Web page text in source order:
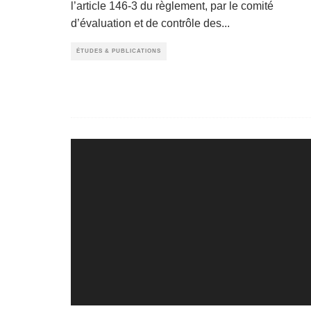
l’article 146-3 du règlement, par le comité
d’évaluation et de contrôle des...
ÉTUDES & PUBLICATIONS